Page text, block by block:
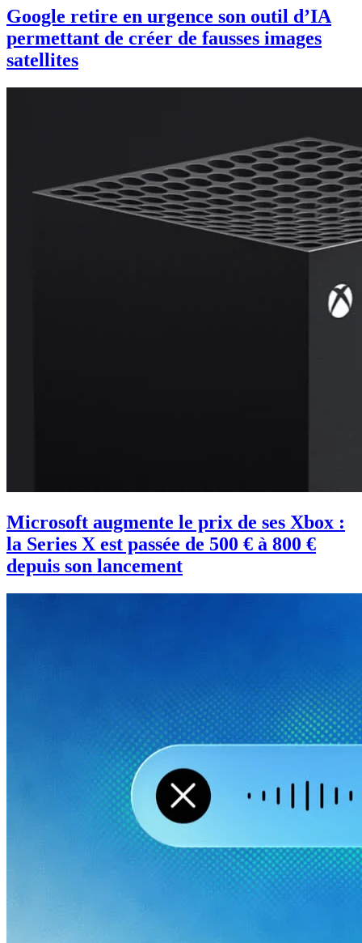
Google retire en urgence son outil d’IA
permettant de créer de fausses images
satellites
Microsoft augmente le prix de ses Xbox :
la Series X est passée de 500 € à 800 €
depuis son lancement